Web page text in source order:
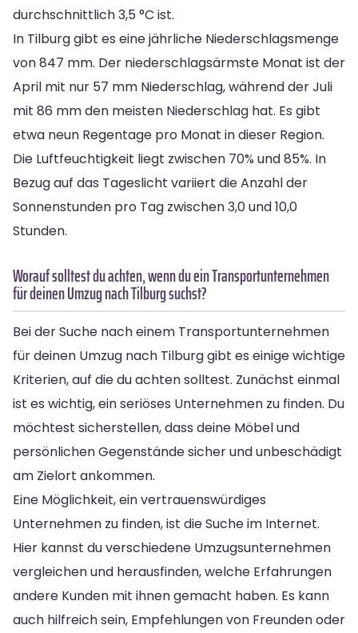
durchschnittlich 3,5 °C ist.
In Tilburg gibt es eine jährliche Niederschlagsmenge
von 847 mm. Der niederschlagsärmste Monat ist der
April mit nur 57 mm Niederschlag, während der Juli
mit 86 mm den meisten Niederschlag hat. Es gibt
etwa neun Regentage pro Monat in dieser Region.
Die Luftfeuchtigkeit liegt zwischen 70% und 85%. In
Bezug auf das Tageslicht variiert die Anzahl der
Sonnenstunden pro Tag zwischen 3,0 und 10,0
Stunden.
Worauf solltest du achten, wenn du ein Transportunternehmen
für deinen Umzug nach Tilburg suchst?
Bei der Suche nach einem Transportunternehmen
für deinen Umzug nach Tilburg gibt es einige wichtige
Kriterien, auf die du achten solltest. Zunächst einmal
ist es wichtig, ein seriöses Unternehmen zu finden. Du
möchtest sicherstellen, dass deine Möbel und
persönlichen Gegenstände sicher und unbeschädigt
am Zielort ankommen.
Eine Möglichkeit, ein vertrauenswürdiges
Unternehmen zu finden, ist die Suche im Internet.
Hier kannst du verschiedene Umzugsunternehmen
vergleichen und herausfinden, welche Erfahrungen
andere Kunden mit ihnen gemacht haben. Es kann
auch hilfreich sein, Empfehlungen von Freunden oder